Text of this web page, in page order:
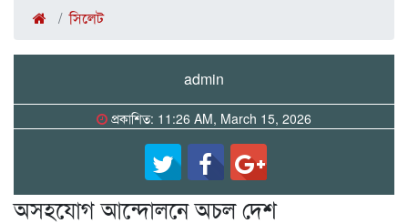
সিলেট
admin
প্রকাশিত: 11:26 AM, March 15, 2026
অসহযোগ আন্দোলনে অচল দেশ